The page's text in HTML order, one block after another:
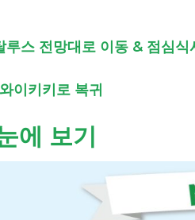
루스 전망대로 이동 & 점심식
이키키로 복귀
에 보기